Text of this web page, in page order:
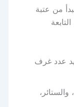
من عتبة
التابعة
عدد غرف